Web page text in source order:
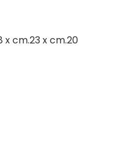
cm.23 x cm.20